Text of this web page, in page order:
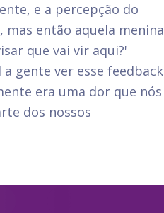
e a percepção do
então aquela menina
que vai vir aqui?'
gente ver esse feedback
era uma dor que nós
dos nossos